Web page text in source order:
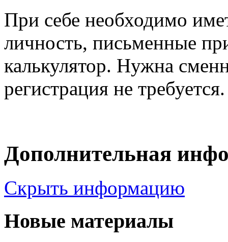
При себе необходимо
личность, письменные
калькулятор. Нужна
регистрация не требуется.
Дополнительная
Скрыть информацию
Новые материалы